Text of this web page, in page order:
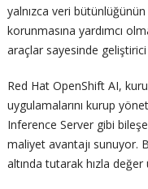
yalnızca veri
korunmasına yardımcı
araçlar sayesinde
Red Hat OpenShift AI,
uygulamalarını kurup
Inference Server gibi
maliyet avantajı sunuyor.
altında tutarak hızla